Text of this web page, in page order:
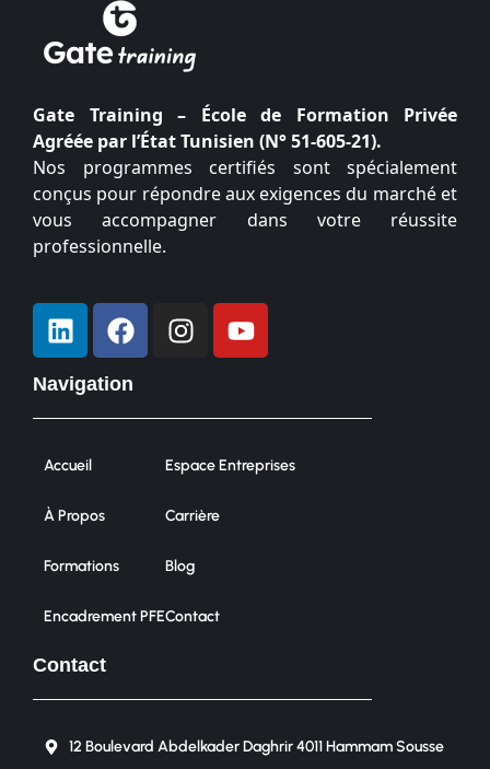
Gate Training – École de Formation Privée
Agréée par l’État Tunisien (N° 51-605-21).
Nos programmes certifiés sont spécialement
conçus pour répondre aux exigences du marché et
vous accompagner dans votre réussite
professionnelle.
Navigation
Accueil
À Propos
Formations
Encadrement PFE
Espace Entreprises
Carrière
Blog
Contact
Contact
12 Boulevard Abdelkader Daghrir 4011 Hammam Sousse